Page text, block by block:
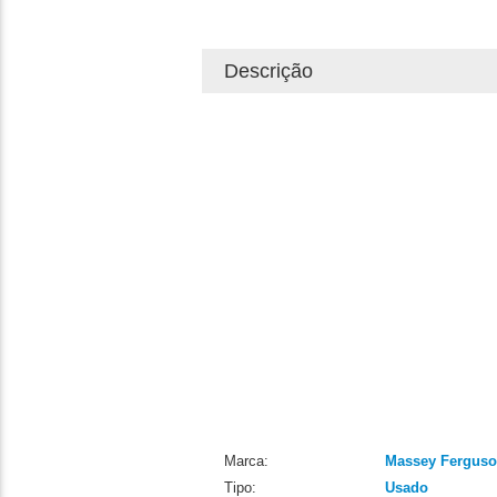
Descrição
Marca:
Massey
Tipo:
Usado